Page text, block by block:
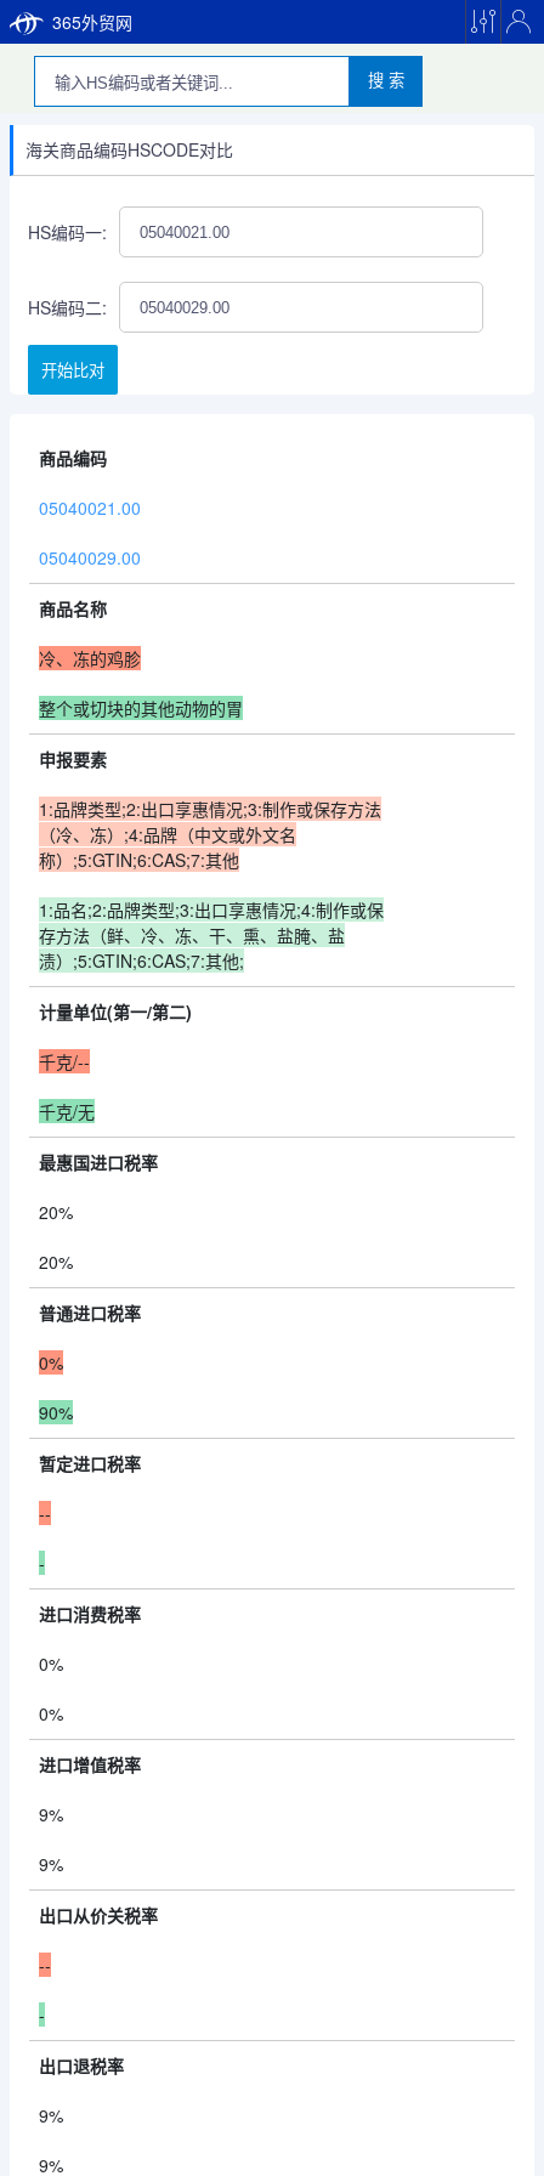
365外贸网
搜 索
海关商品编码HSCODE对比
HS编码一:
HS编码二:
开始比对
商品编码
05040021.00
05040029.00
商品名称
冷、冻的鸡胗
整个或切块的其他动物的胃
申报要素
1:品牌类型;2:出口享惠情况;3:制作或保存方法
（冷、冻）;4:品牌（中文或外文名
称）;5:GTIN;6:CAS;7:其他
1:品名;2:品牌类型;3:出口享惠情况;4:制作或保
存方法（鲜、冷、冻、干、熏、盐腌、盐
渍）;5:GTIN;6:CAS;7:其他;
计量单位(第一/第二)
千克/--
千克/无
最惠国进口税率
20%
20%
普通进口税率
0%
90%
暂定进口税率
--
-
进口消费税率
0%
0%
进口增值税率
9%
9%
出口从价关税率
--
-
出口退税率
9%
9%